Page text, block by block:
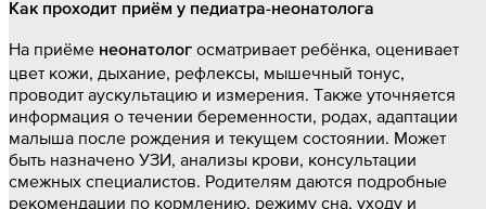
Как проходит приём у педиатра-неонатолога
На приёме неонатолог осматривает ребёнка, оценивает
цвет кожи, дыхание, рефлексы, мышечный тонус,
проводит аускультацию и измерения. Также уточняется
информация о течении беременности, родах, адаптации
малыша после рождения и текущем состоянии. Может
быть назначено УЗИ, анализы крови, консультации
смежных специалистов. Родителям даются подробные
рекомендации по кормлению, режиму сна, уходу и